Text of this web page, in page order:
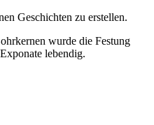
Geschichten zu erstellen.
wurde die Festung
lebendig.